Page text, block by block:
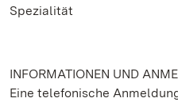
Spezialität
INFORMATIONEN UND
Eine telefonische